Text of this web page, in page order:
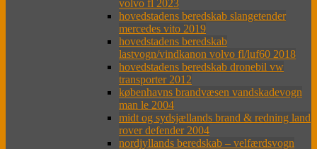
volvo fl 2023
hovedstadens beredskab slangetender
mercedes vito 2019
hovedstadens beredskab
lastvogn/vindkanon volvo fl/luf60 2018
hovedstadens beredskab dronebil vw
transporter 2012
københavns brandvæsen vandskadevogn
man le 2004
midt og sydsjællands brand & redning land
rover defender 2004
nordjyllands beredskab – velfærdsvogn